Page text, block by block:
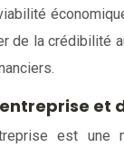
de la crédibilité
et
est